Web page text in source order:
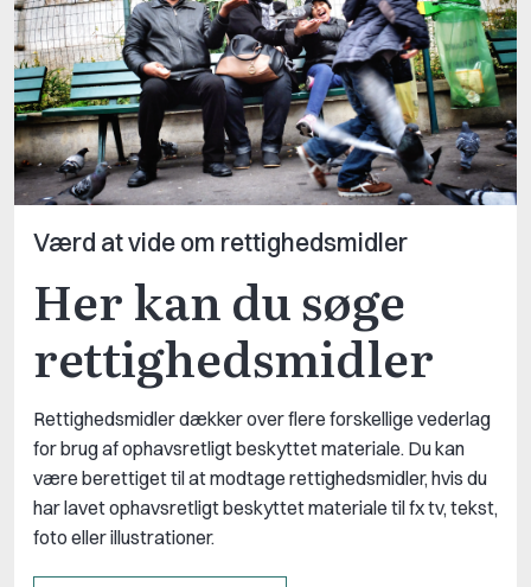
Værd at vide om rettighedsmidler
Her kan du søge
rettighedsmidler
Rettighedsmidler dækker over flere forskellige vederlag
for brug af ophavsretligt beskyttet materiale. Du kan
være berettiget til at modtage rettighedsmidler, hvis du
har lavet ophavsretligt beskyttet materiale til fx tv, tekst,
foto eller illustrationer.